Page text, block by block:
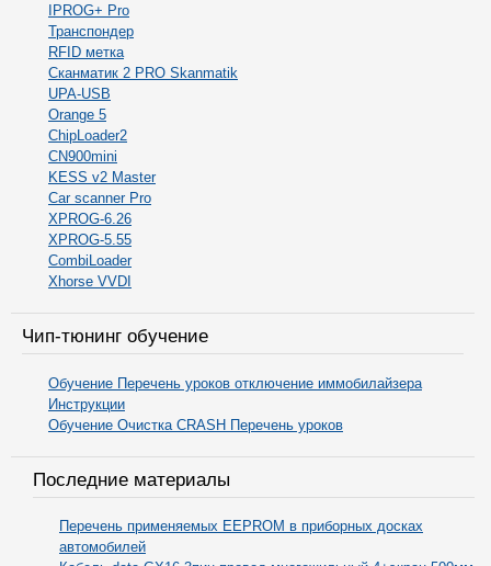
IPROG+ Pro
Транспондер
RFID метка
Сканматик 2 PRO Skanmatik
UPA-USB
Orange 5
ChipLoader2
CN900mini
KESS v2 Master
Car scanner Pro
XPROG-6.26
XPROG-5.55
CombiLoader
Xhorse VVDI
Чип-тюнинг обучение
Обучение Перечень уроков отключение иммобилайзера
Инструкции
Обучение Очистка CRASH Перечень уроков
Последние материалы
Перечень применяемых EEPROM в приборных досках
автомобилей